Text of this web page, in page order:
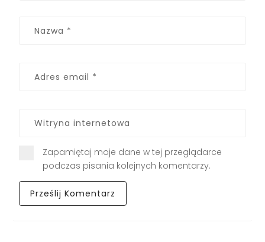
Zapamiętaj moje dane w tej przeglądarce
podczas pisania kolejnych komentarzy.